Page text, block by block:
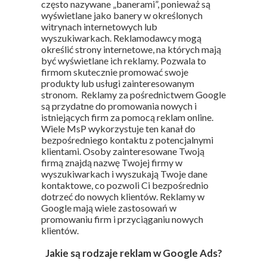
często nazywane „banerami”, ponieważ są
wyświetlane jako banery w określonych
witrynach internetowych lub
wyszukiwarkach. Reklamodawcy mogą
określić strony internetowe, na których mają
być wyświetlane ich reklamy. Pozwala to
firmom skutecznie promować swoje
produkty lub usługi zainteresowanym
stronom. Reklamy za pośrednictwem Google
są przydatne do promowania nowych i
istniejących firm za pomocą reklam online.
Wiele MsP wykorzystuje ten kanał do
bezpośredniego kontaktu z potencjalnymi
klientami. Osoby zainteresowane Twoją
firmą znajdą nazwę Twojej firmy w
wyszukiwarkach i wyszukają Twoje dane
kontaktowe, co pozwoli Ci bezpośrednio
dotrzeć do nowych klientów. Reklamy w
Google mają wiele zastosowań w
promowaniu firm i przyciąganiu nowych
klientów.
Jakie są rodzaje reklam w Google Ads?